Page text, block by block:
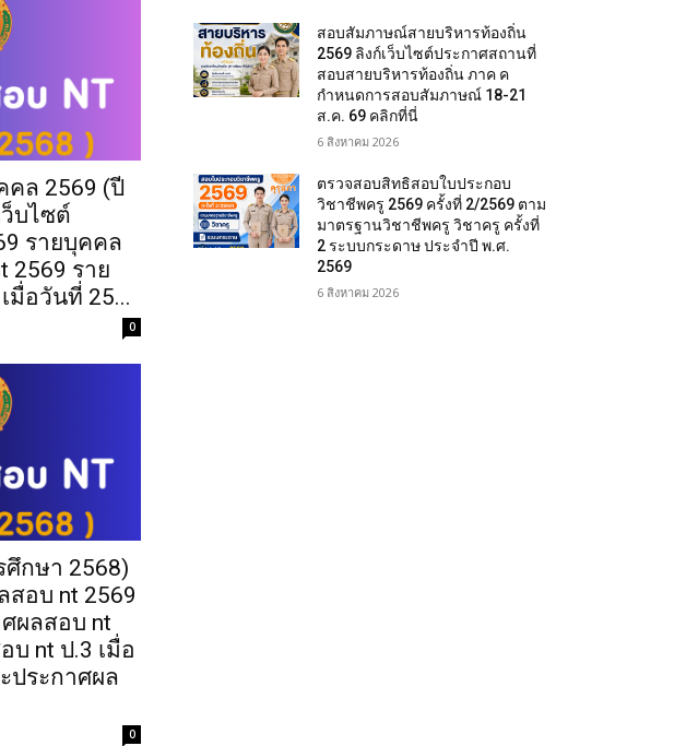
คล 2569 (ปี
บไซต์
รายบุคคล
2569 ราย
มื่อวันที่ 25...
0
ศึกษา 2568)
สอบ nt 2569
ผลสอบ nt
บ nt ป.3 เมื่อ
ประกาศผล
0
สอบสัมภาษณ์สายบริหารท้องถิ่น
2569 ลิงก์เว็บไซต์ประกาศสถานที่
สอบสายบริหารท้องถิ่น ภาค ค
กำหนดการสอบสัมภาษณ์ 18-21
ส.ค. 69 คลิกที่นี่
6 สิงหาคม 2026
ตรวจสอบสิทธิสอบใบประกอบ
วิชาชีพครู 2569 ครั้งที่ 2/2569 ตาม
มาตรฐานวิชาชีพครู วิชาครู ครั้งที่
2 ระบบกระดาษ ประจำปี พ.ศ.
2569
6 สิงหาคม 2026